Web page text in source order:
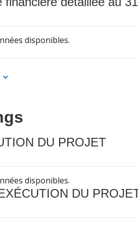
disponibles.
DU PROJET
disponibles.
DU